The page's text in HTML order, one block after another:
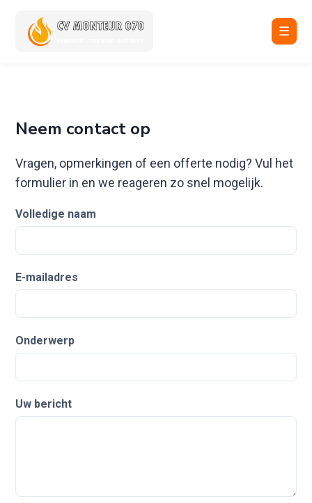
☰
Neem contact op
Vragen, opmerkingen of een offerte nodig? Vul het
formulier in en we reageren zo snel mogelijk.
Volledige naam
E-mailadres
Onderwerp
Uw bericht